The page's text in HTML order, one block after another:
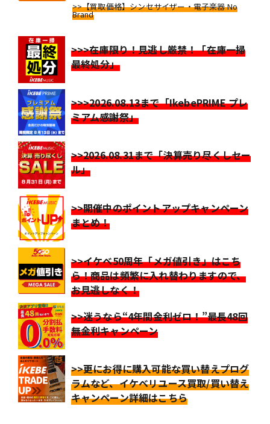
>>【買取価格】シンセサイザー・電子楽器 No
Brand
>>>在庫限り！見逃し厳禁！「在庫一掃
最終処分」
>>>2026.08.13まで「IkebePRIME プレ
ミアム感謝祭」
>>2026.08.31まで「決算売り尽くしセー
ル」
>>開催中のポイントアップキャンペーン
まとめ！
>>イケベ50周年「メガ値引き」はこち
ら！商品は頻繁に入れ替わりますので、
お見逃しなく！
>>迷うなら“4年間金利ゼロ！”最長48回
無金利キャンペーン
>>更にお得に購入可能な買い替えプログ
ラムなど、イケベリユース買取/買い替え
キャンペーン詳細はこちら